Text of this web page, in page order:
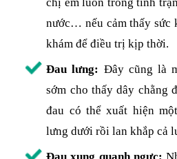
nước… nếu cảm thấy sức
khám để điều trị kịp thời.
Đau lưng: Đây cũng là
sớm cho thấy dây chằng
đau có thể xuất hiện
lưng dưới rồi lan khắp cả
Đau xung quanh ngực: